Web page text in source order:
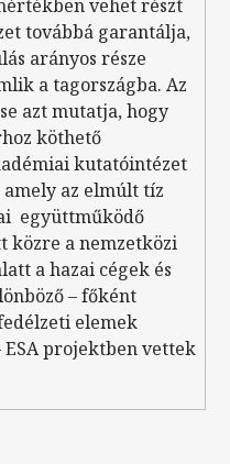
vehet részt
továbbá garantálja,
arányos része
a tagországba. Az
azt mutatja, hogy
köthető
kutatóintézet
az elmúlt tíz
együttműködő
közre a nemzetközi
a hazai cégek és
– főként
elemek
ESA projektben vettek